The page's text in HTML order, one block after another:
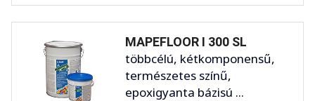
MAPEFLOOR I 300 SL
többcélú, kétkomponensű,
természetes színű,
epoxigyanta bázisú ...